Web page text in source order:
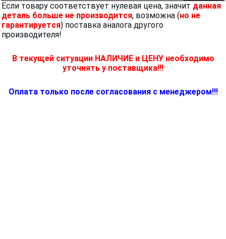
Если товару соответствует нулевая цена, значит данная
деталь больше не производится, возможна (но не
гарантируется) поставка аналога другого
производителя!
В текущей ситуации НАЛИЧИЕ и ЦЕНУ необходимо
уточнять у поставщика!!!
Оплата только после согласования с менеджером!!!